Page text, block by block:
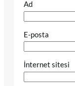
Ad
E-posta
İnternet sitesi